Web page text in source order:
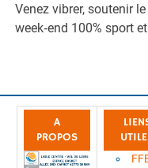
Venez vibrer, soutenir
week‑end 100% sport
A
PROPOS